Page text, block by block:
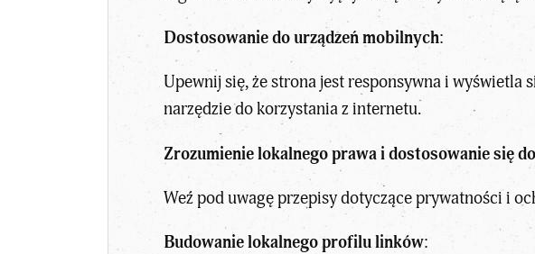
Dostosowanie do urządzeń mobilnych:
Upewnij się, że strona jest responsywna i
narzędzie do korzystania z internetu.
Zrozumienie lokalnego prawa i dostosowanie się
Weź pod uwagę przepisy dotyczące prywatności i
Budowanie lokalnego profilu linków: